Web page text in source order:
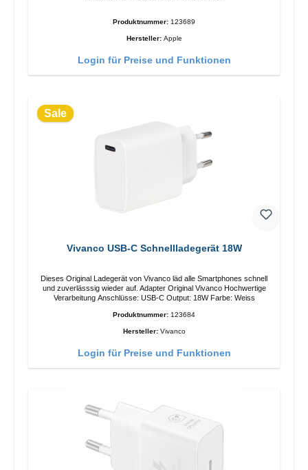
Produktnummer: 123689
Hersteller: Apple
Login für Preise und Funktionen
Sale
Vivanco USB-C Schnellladegerät 18W
Dieses Original Ladegerät von Vivanco läd alle Smartphones schnell
und zuverlässsig wieder auf. Adapter Original Vivanco Hochwertige
Verarbeitung Anschlüsse: USB-C Output: 18W Farbe: Weiss
Produktnummer: 123684
Hersteller: Vivanco
Login für Preise und Funktionen